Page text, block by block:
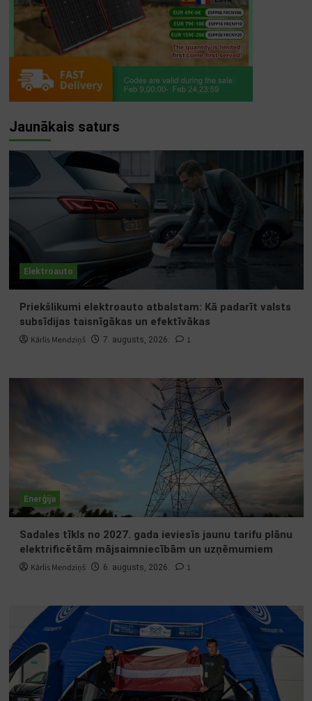
Jaunākais saturs
Elektroauto
Priekšlikumi elektroauto atbalstam: Kā padarīt valsts
subsīdijas taisnīgākas un efektīvākas
Kārlis Mendziņš 7. augusts, 2026. 1
Enerģija
Sadales tīkls no 2027. gada ieviesīs jaunu tarifu plānu
elektrificētām mājsaimniecībām un uzņēmumiem
Kārlis Mendziņš 6. augusts, 2026. 1